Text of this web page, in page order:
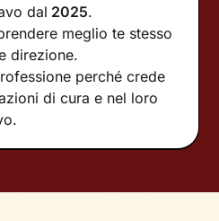
dal 2025.
meglio te stesso
direzione.
perché crede
di cura e nel loro